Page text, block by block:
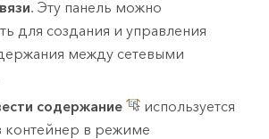
. Эту панель можно
для создания и управления
между сетевыми
содержание
используется
контейнер в режиме